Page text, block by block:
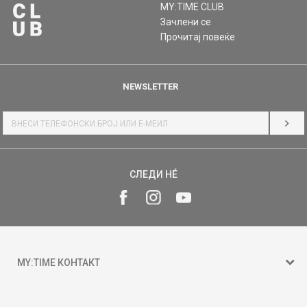
MY:TIME CLUB
Зачлени се
Прочитај повеќе
NEWSLETTER
СЛЕДИ НÉ
MY:TIME КОНТАКТ